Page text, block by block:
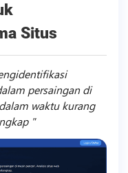
Situs
persaingan di
waktu kurang